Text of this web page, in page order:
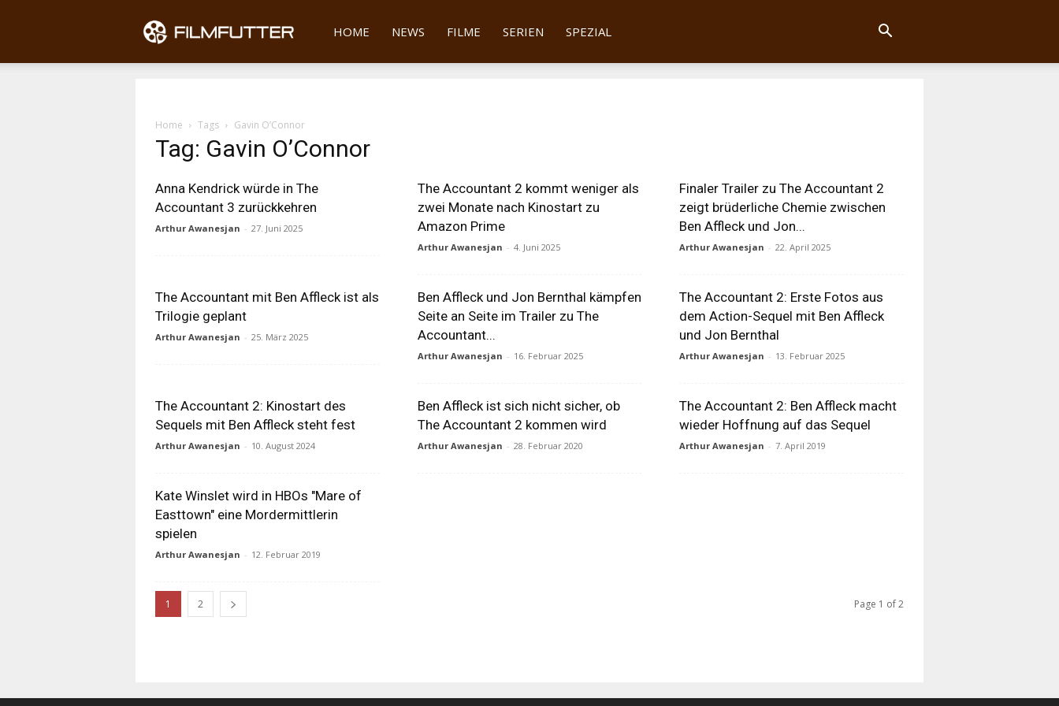
Filmfutter
HOME NEWS FILME SERIEN SPEZIAL
Home Tags Gavin O’Connor
Tag: Gavin O’Connor
Anna Kendrick würde in The
Accountant 3 zurückkehren
Arthur Awanesjan - 27. Juni 2025
The Accountant 2 kommt weniger als
zwei Monate nach Kinostart zu
Amazon Prime
Arthur Awanesjan - 4. Juni 2025
Finaler Trailer zu The Accountant 2
zeigt brüderliche Chemie zwischen
Ben Affleck und Jon...
Arthur Awanesjan - 22. April 2025
The Accountant mit Ben Affleck ist als
Trilogie geplant
Arthur Awanesjan - 25. März 2025
Ben Affleck und Jon Bernthal kämpfen
Seite an Seite im Trailer zu The
Accountant...
Arthur Awanesjan - 16. Februar 2025
The Accountant 2: Erste Fotos aus
dem Action-Sequel mit Ben Affleck
und Jon Bernthal
Arthur Awanesjan - 13. Februar 2025
The Accountant 2: Kinostart des
Sequels mit Ben Affleck steht fest
Arthur Awanesjan - 10. August 2024
Ben Affleck ist sich nicht sicher, ob
The Accountant 2 kommen wird
Arthur Awanesjan - 28. Februar 2020
The Accountant 2: Ben Affleck macht
wieder Hoffnung auf das Sequel
Arthur Awanesjan - 7. April 2019
Kate Winslet wird in HBOs "Mare of
Easttown" eine Mordermittlerin
spielen
Arthur Awanesjan - 12. Februar 2019
1 2 Page 1 of 2